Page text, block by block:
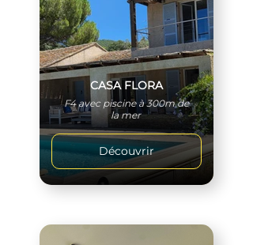
CASA FLORA
F4 avec piscine à 300m de
la mer
Découvrir